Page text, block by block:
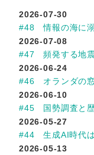
2026-07-30
#48 情報の海に
2026-07-08
#47 頻発する地震
2026-06-24
#46 オランダの
2026-06-10
#45 国勢調査と
2026-05-27
#44 生成AI時代
2026-05-13